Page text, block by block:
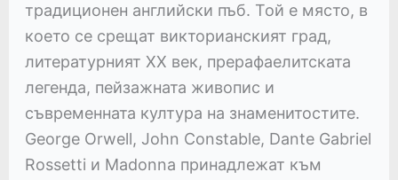
традиционен английски пъб. Той е място, в
което се срещат викторианският град,
литературният XX век, прерафаелитската
легенда, пейзажната живопис и
съвременната култура на знаменитостите.
George Orwell, John Constable, Dante Gabriel
Rossetti и Madonna принадлежат към